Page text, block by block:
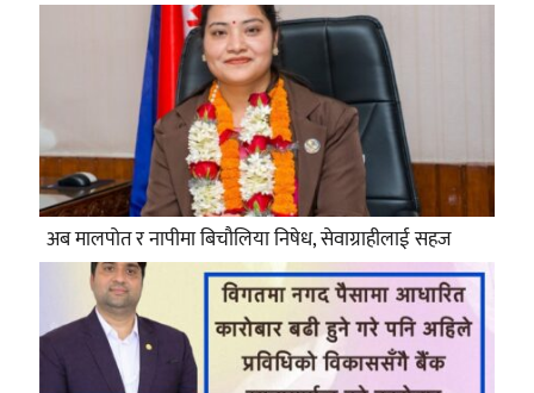
अब मालपोत र नापीमा बिचौलिया निषेध, सेवाग्राहीलाई सहज